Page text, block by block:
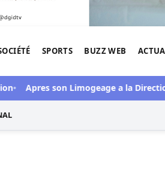
SPORTS BUZZ WEB
Apres son Limogeage a la Direction